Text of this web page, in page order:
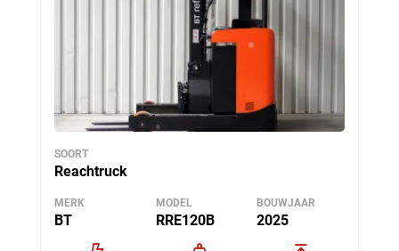
SOORT
Reachtruck
MERK
BT
MODEL
RRE120B
BOUWJAAR
2025